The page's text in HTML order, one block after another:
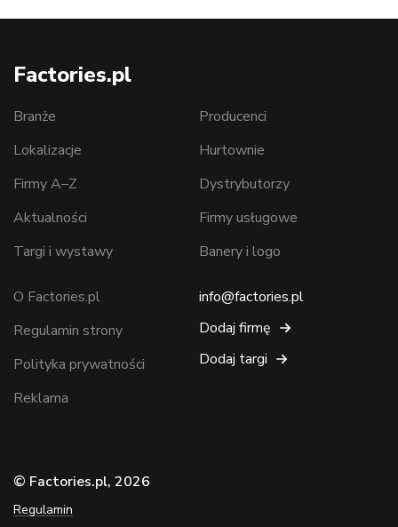
Factories.pl
Branże
Lokalizacje
Firmy A–Z
Aktualności
Targi i wystawy
Producenci
Hurtownie
Dystrybutorzy
Firmy usługowe
Banery i logo
O Factories.pl
Regulamin strony
Polityka prywatności
Reklama
info@factories.pl
Dodaj firmę
Dodaj targi
© Factories.pl, 2026
Regulamin